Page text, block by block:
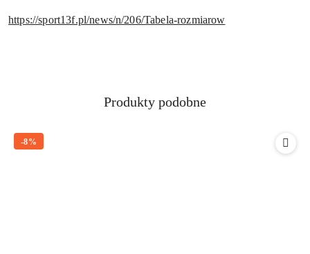
https://sport13f.pl/news/n/206/Tabela-rozmiarow
Pomiń karuzelę produktów
Produkty
Produkty podobne
-8%